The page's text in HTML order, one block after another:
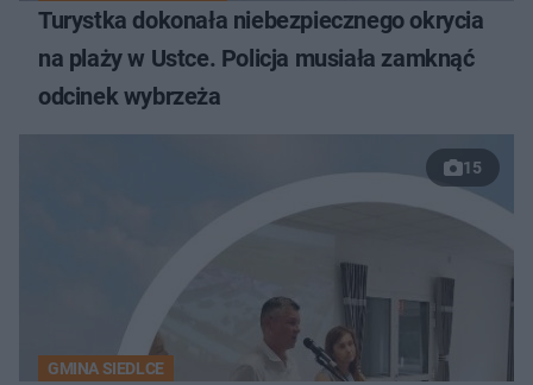
Turystka dokonała niebezpiecznego okrycia
na plaży w Ustce. Policja musiała zamknąć
odcinek wybrzeża
15
GMINA SIEDLCE